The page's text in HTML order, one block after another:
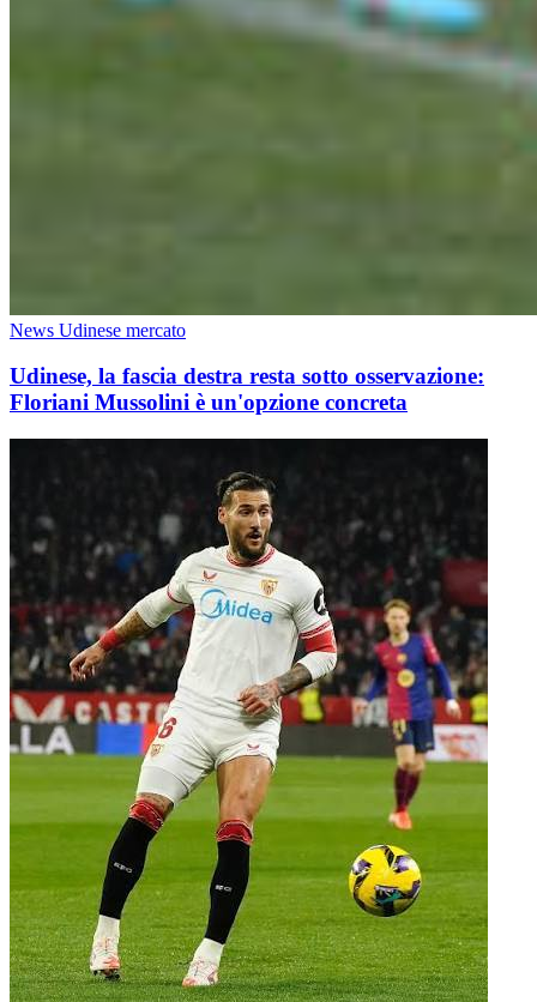
News Udinese mercato
Udinese, la fascia destra resta sotto osservazione:
Floriani Mussolini è un'opzione concreta